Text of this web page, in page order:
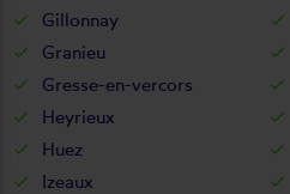
Gillonnay
Granieu
Gresse-en-vercors
Heyrieux
Huez
Izeaux